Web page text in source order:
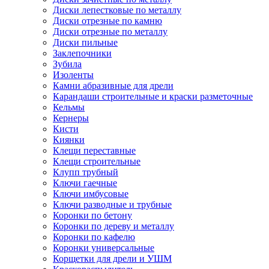
Диски лепестковые по металлу
Диски отрезные по камню
Диски отрезные по металлу
Диски пильные
Заклепочники
Зубила
Изоленты
Камни абразивные для дрели
Карандаши строительные и краски разметочные
Кельмы
Кернеры
Кисти
Киянки
Клещи переставные
Клещи строительные
Клупп трубный
Ключи гаечные
Ключи имбусовые
Ключи разводные и трубные
Коронки по бетону
Коронки по дереву и металлу
Коронки по кафелю
Коронки универсальные
Корщетки для дрели и УШМ